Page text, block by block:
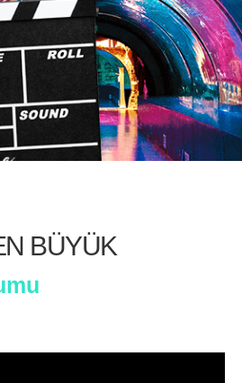
BÜYÜK